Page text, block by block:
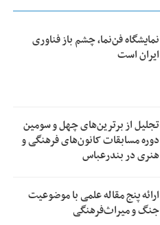
نمایشگاه فن‌نما، چشم باز فناوری
ایران است
تجلیل از بر‌ترین‌های چهل و سومین
دوره مسابقات کانون‌های فرهنگی و
هنری در بندرعباس
ارائه پنج مقاله علمی با موضوعیت
جنگ و میراث‌فرهنگی